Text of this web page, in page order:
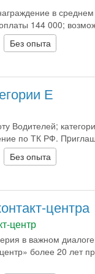
в
144 000;
Без опыта
Е
Водителей;
по ТК РФ.
Без опыта
центра
центр
в важном
более 20 лет